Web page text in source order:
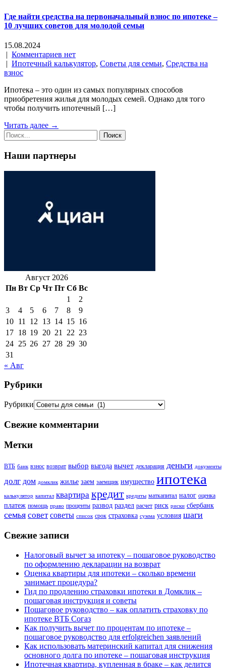
Где найти средства на первоначальный взнос по ипотеке –
10 лучших советов для молодой семьи
15.08.2024
| Комментариев нет
| Ипотечный калькулятор, Советы для семьи, Средства на
взнос
Ипотека – это один из самых популярных способов
приобретения жилья для молодых семей. Однако для того
чтобы получить ипотечный […]
Читать далее →
Наши партнеры
Август 2026
Пн Вт Ср Чт Пт Сб Вс
1
2
3
4 5 6 7 8
9
10 11 12 13 14 15 16
17 18 19 20 21 22 23
24 25 26 27 28 29 30
31
« Авг
Рубрики
Рубрики
Свежие комментарии
Метки
ВТБ банк взнос возврат выбор выгода вычет декларация деньги документы
долг дом домклик жилье заем заемщик имущество ипотека
калькулятор капитал квартира кредит кредиты маткапитал налог оценка
платеж помощь право проценты развод раздел расчет риск риски сбербанк
семья совет советы список срок страховка сумма условия шаги
Свежие записи
Налоговый вычет за ипотеку – пошаговое руководство
по оформлению декларации на возврат
Оценка квартиры для ипотеки – сколько времени
занимает процедура?
Гид по продлению страховки ипотеки в Домклик –
пошаговая инструкция и советы
Пошаговое руководство – как оплатить страховку по
ипотеке ВТБ Согаз
Как получить вычет по процентам по ипотеке –
пошаговое руководство для erfolgreichen заявлений
Как использовать материнский капитал для снижения
основного долга по ипотеке – пошаговая инструкция
Ипотечная квартира, купленная в браке – как делится